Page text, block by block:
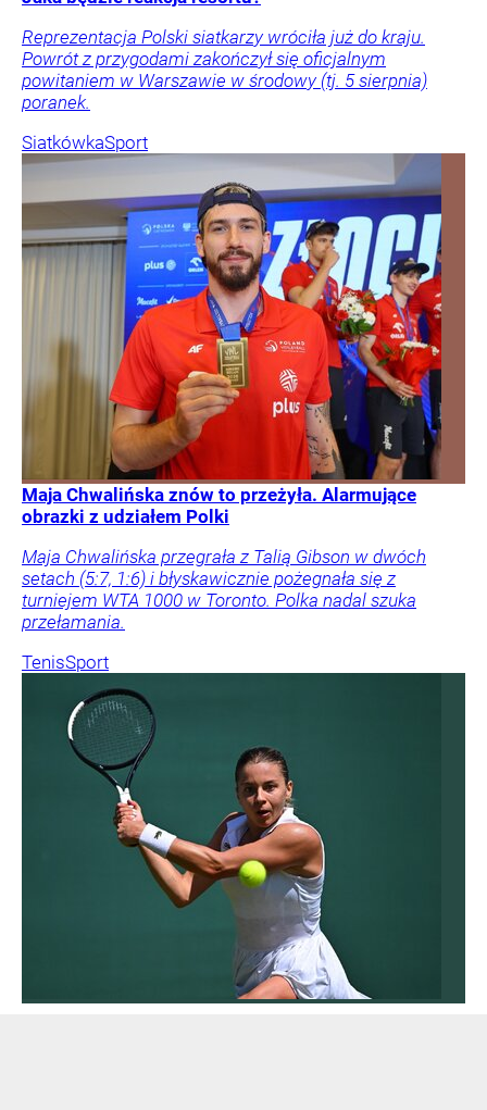
Reprezentacja Polski siatkarzy wróciła już do kraju.
Powrót z przygodami zakończył się oficjalnym
powitaniem w Warszawie w środowy (tj. 5 sierpnia)
poranek.
SiatkówkaSport
Maja Chwalińska znów to przeżyła. Alarmujące
obrazki z udziałem Polki
Maja Chwalińska przegrała z Talią Gibson w dwóch
setach (5:7, 1:6) i błyskawicznie pożegnała się z
turniejem WTA 1000 w Toronto. Polka nadal szuka
przełamania.
TenisSport